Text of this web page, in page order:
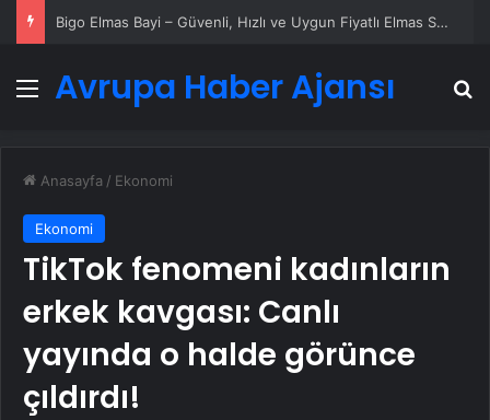
Datahost İle Güvenilir Sunucu Hizmetleri
Menü
Avrupa Haber Ajansı
Anasayfa / Ekonomi
Ekonomi
TikTok fenomeni kadınların
erkek kavgası: Canlı
yayında o halde görünce
çıldırdı!